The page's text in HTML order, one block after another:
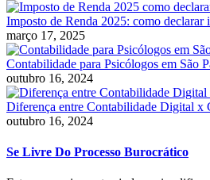
Imposto de Renda 2025: como declarar
março 17, 2025
Contabilidade para Psicólogos em São
outubro 16, 2024
Diferença entre Contabilidade Digital x
outubro 16, 2024
Se Livre Do Processo Burocrático